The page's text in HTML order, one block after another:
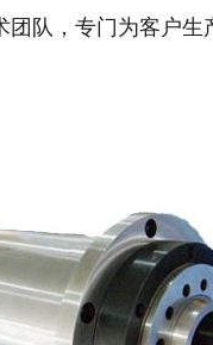
团队，专门为客户生